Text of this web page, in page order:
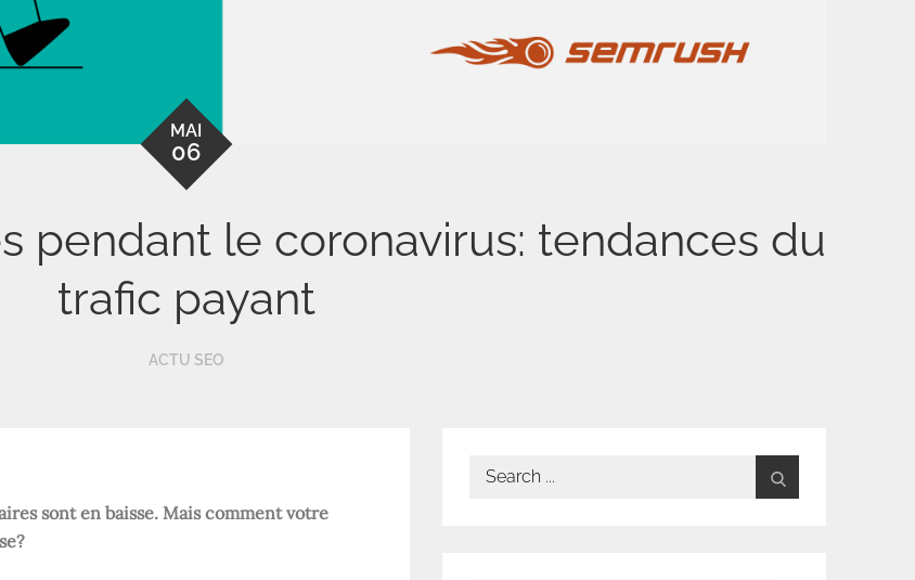
MAI
06
pendant le coronavirus: tendances du
trafic payant
ACTU SEO
sont en baisse. Mais comment votre
Search